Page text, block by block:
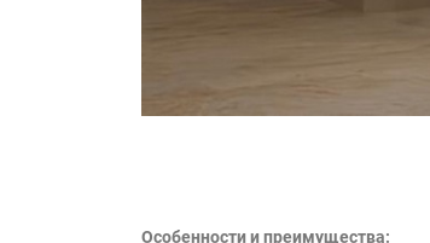
Особенности и преимущества: